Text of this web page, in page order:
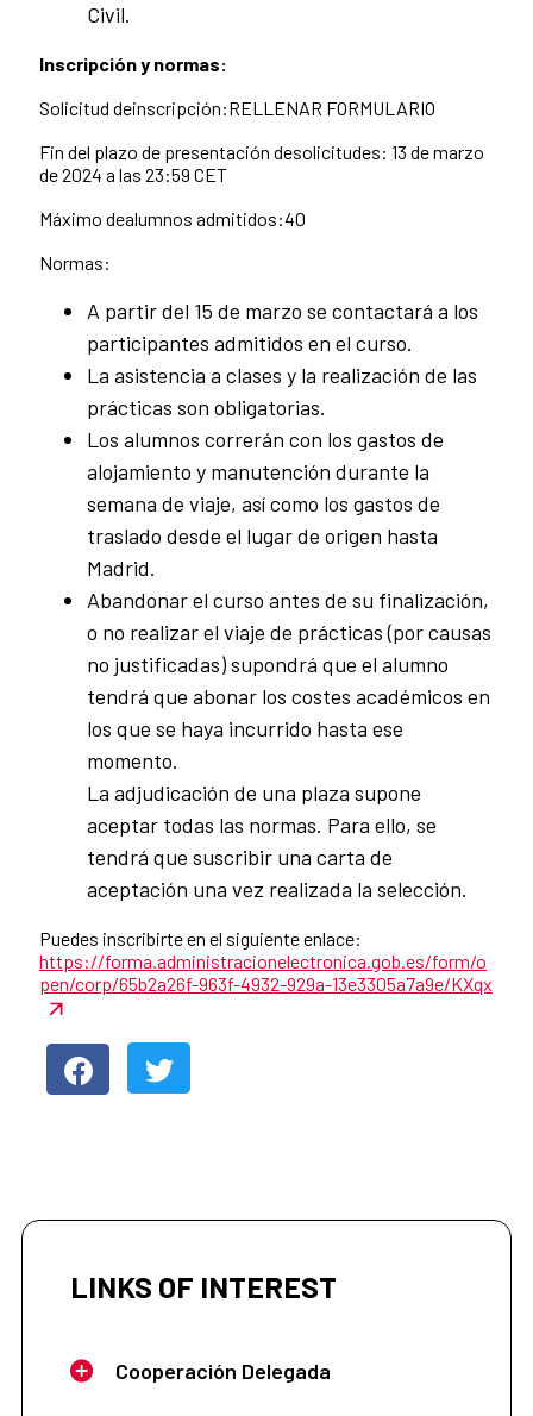
Civil.
Inscripción y normas:
Solicitud deinscripción:RELLENAR FORMULARIO
Fin del plazo de presentación desolicitudes: 13 de marzo
de 2024 a las 23:59 CET
Máximo dealumnos admitidos:40
Normas:
A partir del 15 de marzo se contactará a los
participantes admitidos en el curso.
La asistencia a clases y la realización de las
prácticas son obligatorias.
Los alumnos correrán con los gastos de
alojamiento y manutención durante la
semana de viaje, así como los gastos de
traslado desde el lugar de origen hasta
Madrid.
Abandonar el curso antes de su finalización,
o no realizar el viaje de prácticas (por causas
no justificadas) supondrá que el alumno
tendrá que abonar los costes académicos en
los que se haya incurrido hasta ese
momento.
La adjudicación de una plaza supone
aceptar todas las normas. Para ello, se
tendrá que suscribir una carta de
aceptación una vez realizada la selección.
Puedes inscribirte en el siguiente enlace:
https://forma.administracionelectronica.gob.es/form/o
pen/corp/65b2a26f-963f-4932-929a-13e3305a7a9e/KXqx
LINKS OF INTEREST
Cooperación Delegada